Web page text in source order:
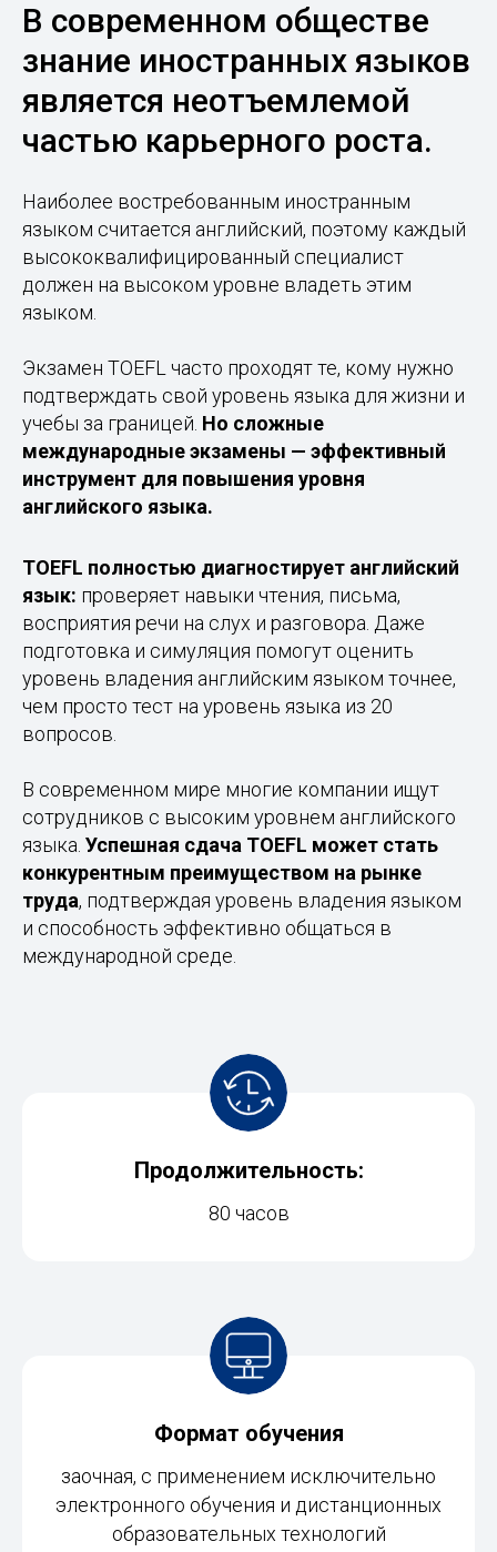
В современном обществе
знание иностранных языков
является неотъемлемой
частью карьерного роста.
Наиболее востребованным иностранным
языком считается английский, поэтому каждый
высококвалифицированный специалист
должен на высоком уровне владеть этим
языком.
Экзамен TOEFL часто проходят те, кому нужно
подтверждать свой уровень языка для жизни и
учебы за границей. Но сложные
международные экзамены — эффективный
инструмент для повышения уровня
английского языка.
TOEFL полностью диагностирует английский
язык: проверяет навыки чтения, письма,
восприятия речи на слух и разговора. Даже
подготовка и симуляция помогут оценить
уровень владения английским языком точнее,
чем просто тест на уровень языка из 20
вопросов.
В современном мире многие компании ищут
сотрудников с высоким уровнем английского
языка. Успешная сдача TOEFL может стать
конкурентным преимуществом на рынке
труда, подтверждая уровень владения языком
и способность эффективно общаться в
международной среде.
Продолжительность:
80 часов
Формат обучения
заочная, с применением исключительно
электронного обучения и дистанционных
образовательных технологий